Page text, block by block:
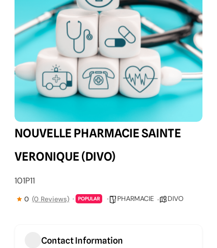
NOUVELLE PHARMACIE SAINTE
VERONIQUE (DIVO)
101P11
0 (0 Reviews) POPULAR PHARMACIE DIVO
Contact Information